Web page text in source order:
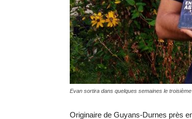
Evan sortira dans quelques semaines le
Originaire de Guyans-Durnes près